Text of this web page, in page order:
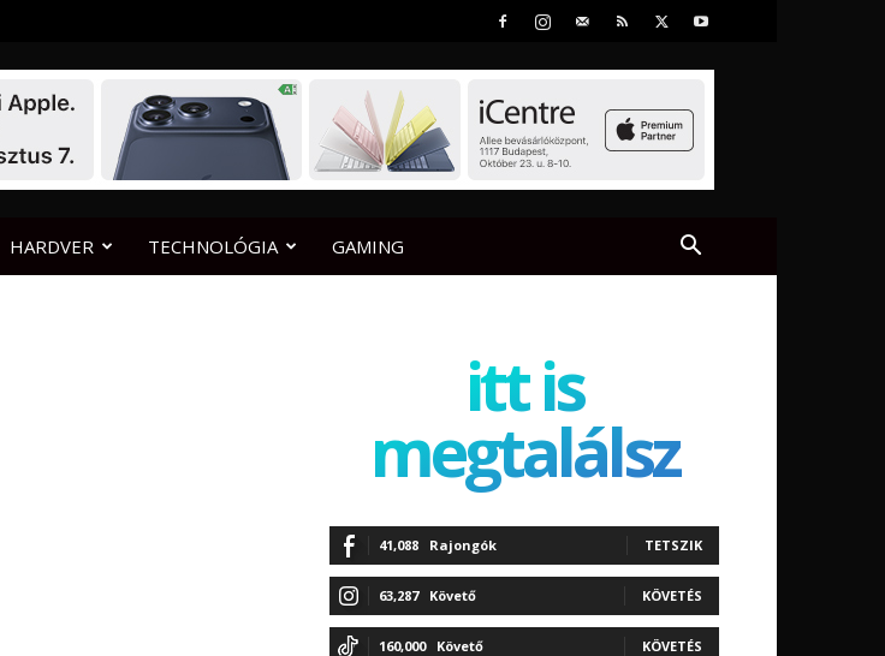
HARDVER TECHNOLÓGIA GAMING
itt is
megtalálsz
41,088 Rajongók TETSZIK
63,287 Követő KÖVETÉS
160,000 Követő KÖVETÉS